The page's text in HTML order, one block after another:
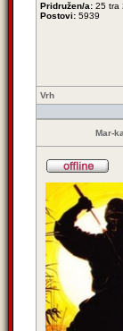
Pridružen/a: 25 tra
Postovi: 5939
Vrh
Mar-